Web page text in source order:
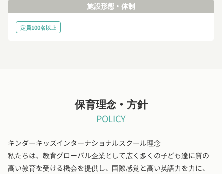
施設形態・体制
定員100名以上
保育理念・方針
POLICY
キンダーキッズインターナショナルスクール理念
私たちは、教育グローバル企業として広く多くの子ども達に質の
高い教育を受ける機会を提供し、国際感覚と高い英語力を力に、